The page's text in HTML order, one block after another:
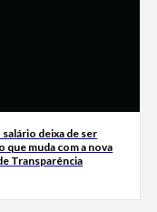
deixa de ser
que muda com a nova
Transparência